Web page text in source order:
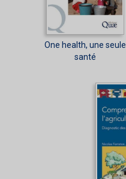
One health, une seule
santé